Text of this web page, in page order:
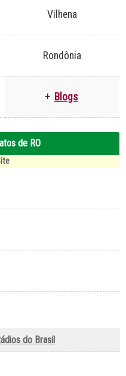
Vilhena
Rondônia
+ Blogs
de RO
do Brasil